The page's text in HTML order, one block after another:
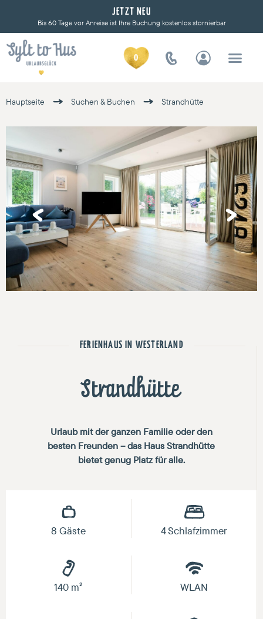
JETZT NEU
Bis 60 Tage vor Anreise ist Ihre Buchung kostenlos stornierbar
0
Hauptseite Suchen & Buchen Strandhütte
Previous Next
FERIENHAUS IN WESTERLAND
Strandhütte
Urlaub mit der ganzen Familie oder den
besten Freunden – das Haus Strandhütte
bietet genug Platz für alle.
8 Gäste 4 Schlafzimmer
140 m² WLAN